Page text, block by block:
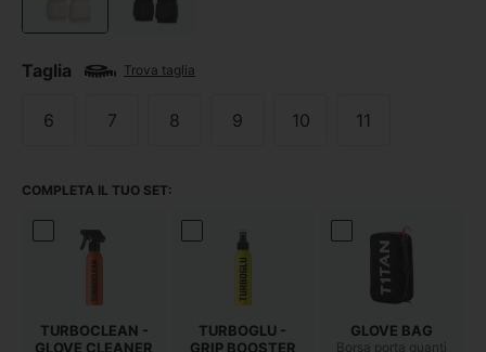
Taglia Trova taglia
6 7 8 9 10 11
COMPLETA IL TUO SET:
TURBOCLEAN -
GLOVE CLEANER
TURBOGLU -
GRIP BOOSTER
GLOVE BAG
Borsa porta guanti